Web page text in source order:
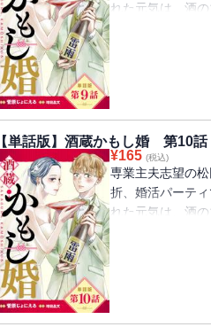
れた元気は、酒
い元気はそのま
【単話版】酒蔵かもし婚 第10話
¥165 (税込)
専業主夫志望の
折、婚活パーテ
れた元気は、酒
い元気はそのま